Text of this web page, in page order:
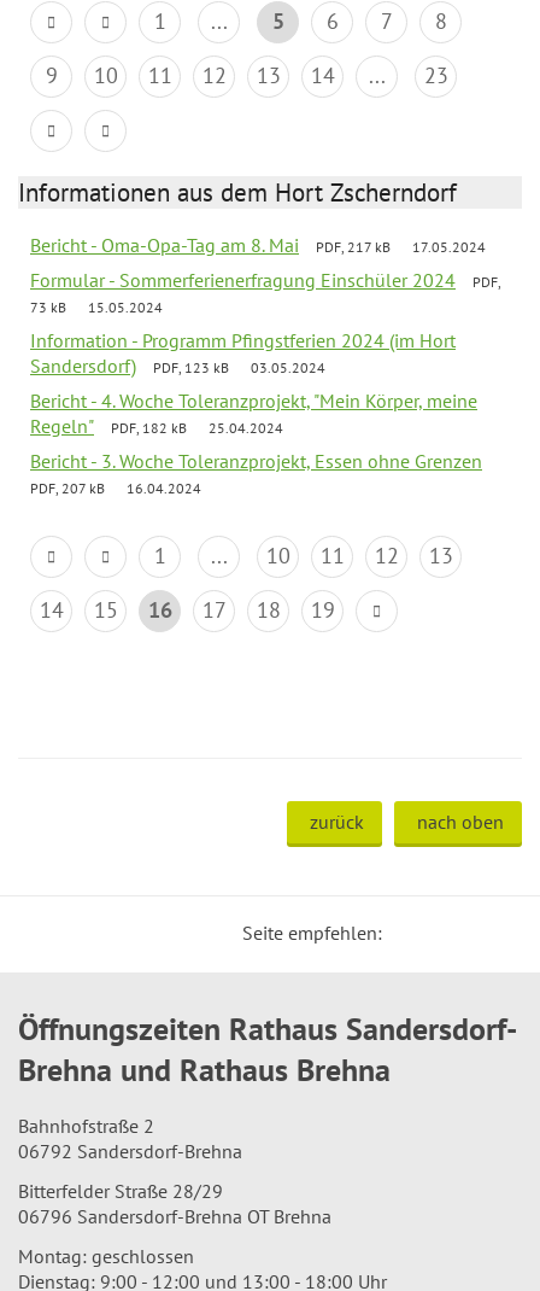
1 ... 5 6 7
8
9
10 11 12 13 14 ... 23
Informationen aus dem Hort Zscherndorf
Bericht - Oma-Opa-Tag am 8. Mai PDF, 217 kB 17.05.2024
Formular - Sommerferienerfragung Einschüler 2024
PDF,
73 kB
15.05.2024
Information - Programm Pfingstferien 2024 (im Hort
Sandersdorf)
PDF, 123 kB 03.05.2024
Bericht - 4. Woche Toleranzprojekt, "Mein Körper, meine
Regeln"
PDF, 182 kB 25.04.2024
Bericht - 3. Woche Toleranzprojekt, Essen ohne Grenzen
PDF, 207 kB 16.04.2024
1 ... 10 11 12
13
14
15 16 17 18 19
zurück nach oben
Seite empfehlen:
Öffnungszeiten Rathaus Sandersdorf-
Brehna und Rathaus Brehna
Bahnhofstraße 2
06792 Sandersdorf-Brehna
Bitterfelder Straße 28/29
06796 Sandersdorf-Brehna OT Brehna
Montag: geschlossen
Dienstag: 9:00 - 12:00 und 13:00 - 18:00 Uhr